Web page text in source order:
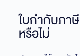
ใบกำกับภา
หรือไม่